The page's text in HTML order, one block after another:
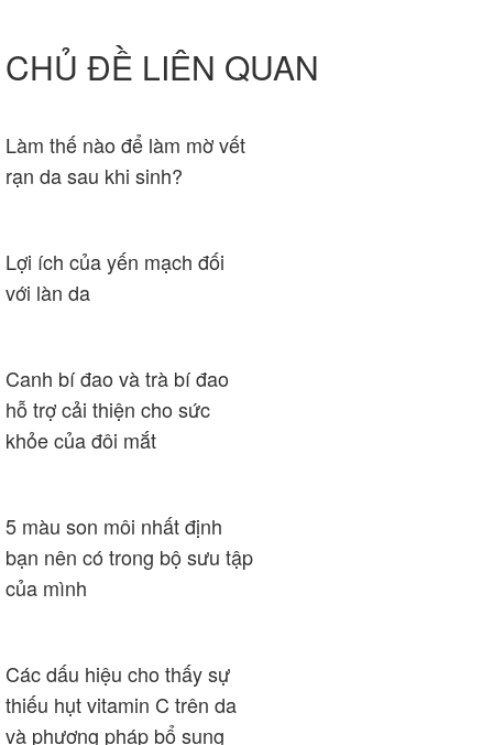
CHỦ ĐỀ LIÊN QUAN
Làm thế nào để làm mờ vết
rạn da sau khi sinh?
Lợi ích của yến mạch đối
với làn da
Canh bí đao và trà bí đao
hỗ trợ cải thiện cho sức
khỏe của đôi mắt
5 màu son môi nhất định
bạn nên có trong bộ sưu tập
của mình
Các dấu hiệu cho thấy sự
thiếu hụt vitamin C trên da
và phương pháp bổ sung